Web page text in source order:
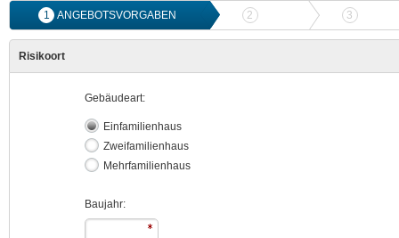
1 ANGEBOTSVORGABEN 2 ANGEBOTSVERGLEICH
3
Risikoort
Gebäudeart:
Einfamilienhaus
Zweifamilienhaus
Mehrfamilienhaus
Baujahr: